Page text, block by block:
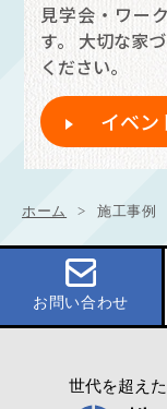
見学会・ワー
す。
大切な家
ください。
イベン
ホーム 施工事例
お問い合わせ